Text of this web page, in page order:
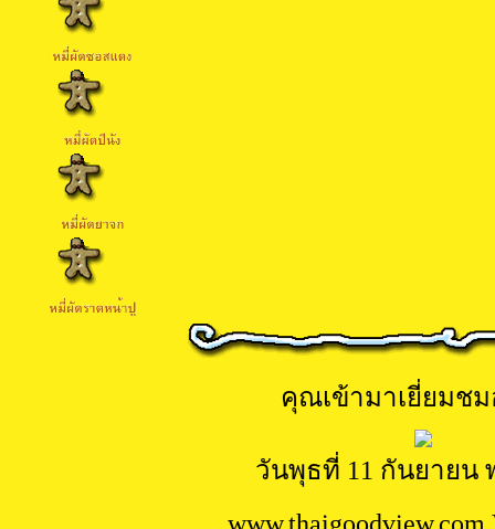
คุณเข้ามาเยี่ยมช
วันพุธที่ 11 กันยายน